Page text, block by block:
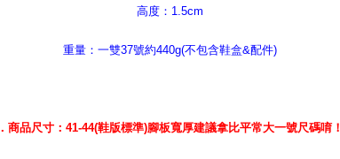
高度：1.5cm
重量：一雙37號約440g(不包含鞋盒&配件)
商品尺寸：41-44(鞋版標準)腳板寬厚建議拿比平常大一號尺碼唷！